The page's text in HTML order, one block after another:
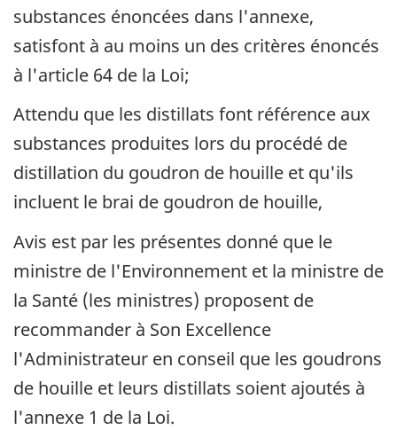
substances énoncées dans l'annexe,
satisfont à au moins un des critères énoncés
à l'article 64 de la Loi;
Attendu que les distillats font référence aux
substances produites lors du procédé de
distillation du goudron de houille et qu'ils
incluent le brai de goudron de houille,
Avis est par les présentes donné que le
ministre de l'Environnement et la ministre de
la Santé (les ministres) proposent de
recommander à Son Excellence
l'Administrateur en conseil que les goudrons
de houille et leurs distillats soient ajoutés à
l'annexe 1 de la Loi.